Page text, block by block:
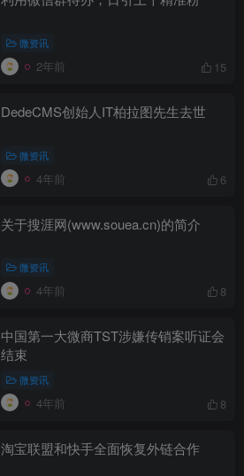
微资讯
2年前 15
DedeCMS创始人IT柏拉图先生去世
微资讯
4年前 6
关于搜涯网(www.souea.cn)的简介
微资讯
4年前 8
中国第一大微商TST涉嫌传销案听证会
结束
微资讯
4年前 8
淘宝联盟和快手全面恢复外链合作